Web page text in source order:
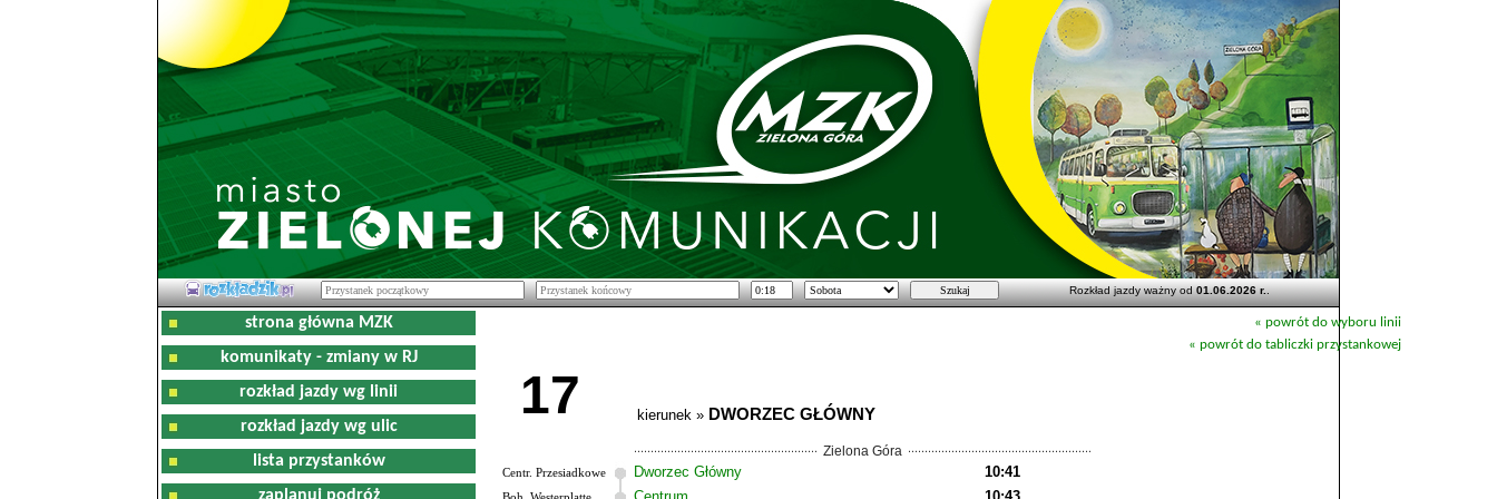
Rozkład jazdy ważny od01.06.2026 r..
strona główna MZK
komunikaty - zmiany w RJ
rozkład jazdy wg linii
rozkład jazdy wg ulic
lista przystanków
« powrót do wyboru linii
« powrót do tabliczki przystankowej
17 kierunek » DWORZEC GŁÓWNY
Zielona Góra
Centr. Przesiadkowe Dworzec Główny 10:41